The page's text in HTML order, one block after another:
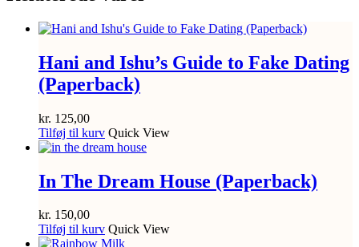
Hani and Ishu’s Guide to Fake Dating
(Paperback)
kr. 125,00
Tilføj til kurv Quick View
In The Dream House (Paperback)
kr. 150,00
Tilføj til kurv Quick View